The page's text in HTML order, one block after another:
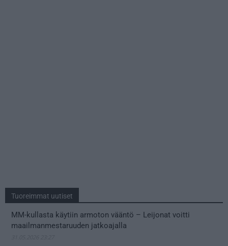
Tuoreimmat uutiset
MM-kullasta käytiin armoton vääntö – Leijonat voitti
maailmanmestaruuden jatkoajalla